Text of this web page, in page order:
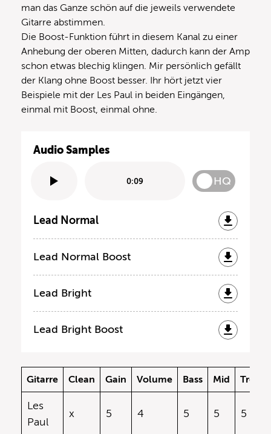
man das Ganze schön auf die jeweils verwendete
Gitarre abstimmen.
Die Boost-Funktion führt in diesem Kanal zu einer
Anhebung der oberen Mitten, dadurch kann der Amp
schon etwas blechig klingen. Mir persönlich gefällt
der Klang ohne Boost besser. Ihr hört jetzt vier
Beispiele mit der Les Paul in beiden Eingängen,
einmal mit Boost, einmal ohne.
Audio Samples
0:09 HQ
Lead Normal
Lead Normal Boost
Lead Bright
Lead Bright Boost
Gitarre Clean Gain Volume Bass Mid Treble
Les
Paul
x 5 4 5 5 5